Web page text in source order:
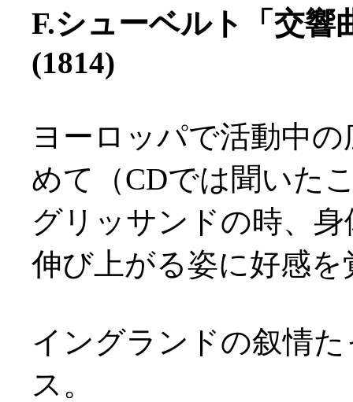
F.シューベルト「交響
(1814)
ヨーロッパで活動中
めて（CDでは聞いた
グリッサンドの時、
伸び上がる姿に好感
イングランドの叙情
ス。